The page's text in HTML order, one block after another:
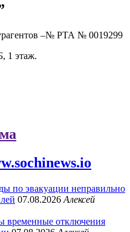
–№ РТА № 0019299
1 этаж.
по эвакуации неправильно
07.08.2026 Алексей
временные отключения